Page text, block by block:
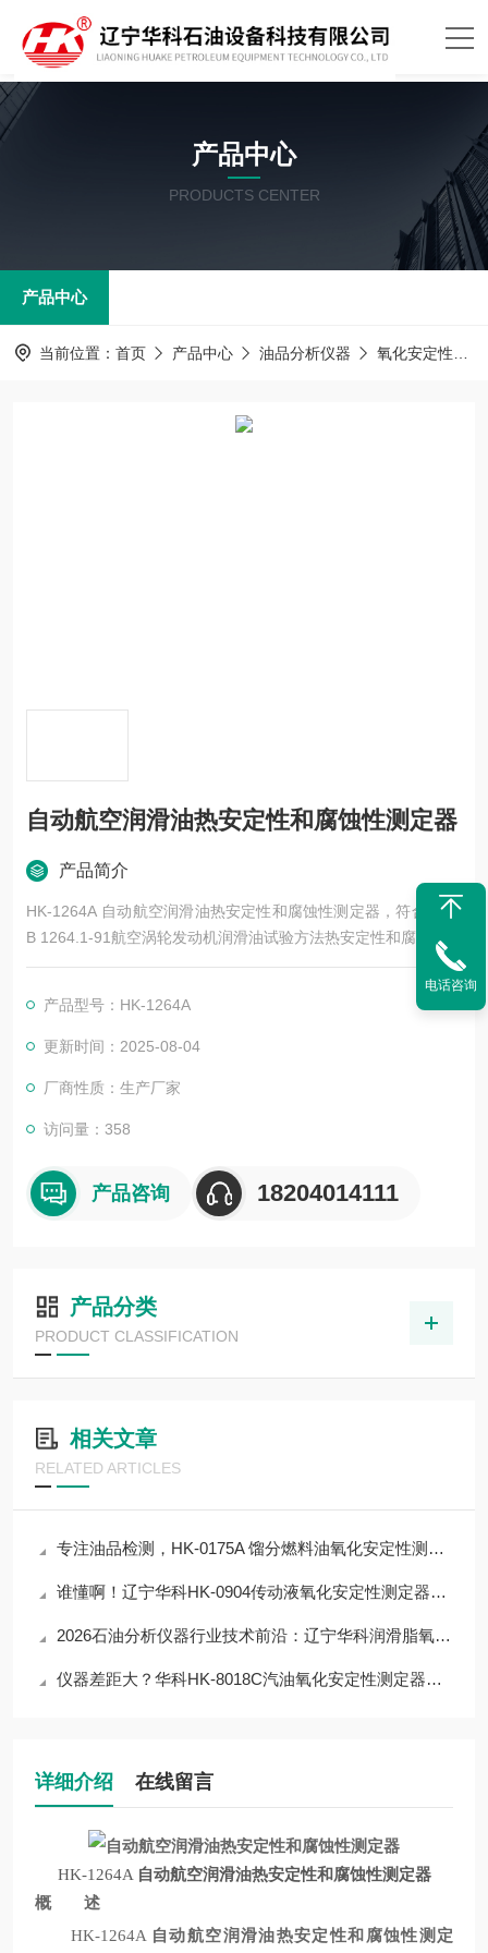
产品中心
PRODUCTS CENTER
产品中心
当前位置： 首页 产品中心 油品分析仪器 氧化安定性测定器
自动航空润滑油热安定性和腐蚀性测定器
产品简介
HK-1264A 自动航空润滑油热安定性和腐蚀性测定器，符合《GJ
B 1264.1-91航空涡轮发动机润滑油试验方法热安定性和腐蚀性测
定法》标准的要求，测定航空涡轮发动机润滑油热安定性和腐蚀
产品型号：HK-1264A
更新时间：2025-08-04
厂商性质：生产厂家
访问量：358
产品咨询 18204014111
产品分类
PRODUCT CLASSIFICATION
相关文章
RELATED ARTICLES
专注油品检测，HK-0175A 馏分燃料油氧化安定性测定器助力电力用油、煤制油
谁懂啊！辽宁华科HK-0904传动液氧化安定性测定器，让检测流程省80%人力
2026石油分析仪器行业技术前沿：辽宁华科润滑脂氧化安定性测定器应用与突破
仪器差距大？华科HK-8018C汽油氧化安定性测定器从材质到工艺，拆解优质仪器
详细介绍 在线留言
HK-1264A 自动航空润滑油热安定性和腐蚀性测定器
概 述
HK-1264A 自动航空润滑油热安定性和腐蚀性测定
电话咨询